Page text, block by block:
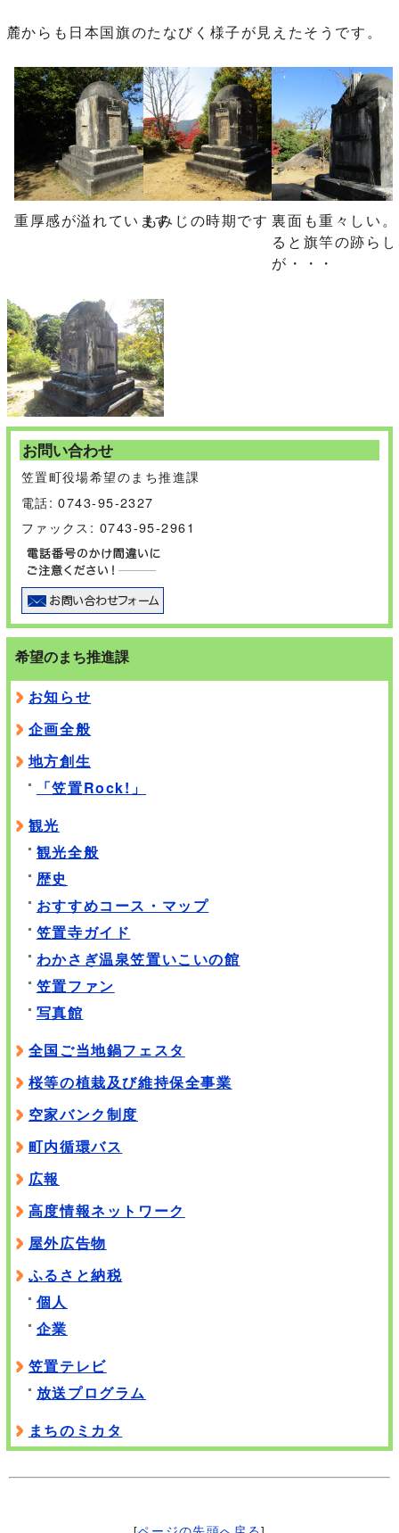
麓からも日本国旗のたなびく様子が見えたそうです。
重厚感が溢れていますもみじの時期です 裏面も重々しい
ると旗竿の跡ら
が・・・
お問い合わせ
笠置町役場希望のまち推進課
電話: 0743-95-2327
ファックス: 0743-95-2961
希望のまち推進課
お知らせ
企画全般
地方創生
「笠置Rock!」
観光
観光全般
歴史
おすすめコース・マップ
笠置寺ガイド
わかさぎ温泉笠置いこいの館
笠置ファン
写真館
全国ご当地鍋フェスタ
桜等の植栽及び維持保全事業
空家バンク制度
町内循環バス
広報
高度情報ネットワーク
屋外広告物
ふるさと納税
個人
企業
笠置テレビ
放送プログラム
まちのミカタ